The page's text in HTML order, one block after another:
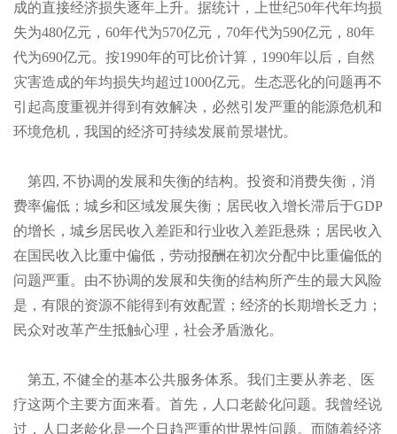
成的直接经济损失逐年上升。据统计，上世纪50年代年均损
失为480亿元， 60年代为570亿元， 70年代为590亿元， 80年
代为690亿元。按1990年的可比价计算， 1990年以后，自然
灾害造成的年均损失均超过1000亿元。生态恶化的问题再不
引起高度重视并得到有效解决，必然引发严重的能源危机和
环境危机，我国的经济可持续发展前景堪忧。
第四, 不协调的发展和失衡的结构。投资和消费失衡，消
费率偏低；城乡和区域发展失衡；居民收入增长滞后于GDP
的增长，城乡居民收入差距和行业收入差距悬殊；居民收入
在国民收入比重中偏低，劳动报酬在初次分配中比重偏低的
问题严重。由不协调的发展和失衡的结构所产生的最大风险
是，有限的资源不能得到有效配置；经济的长期增长乏力；
民众对改革产生抵触心理，社会矛盾激化。
第五, 不健全的基本公共服务体系。我们主要从养老、医
疗这两个主要方面来看。首先，人口老龄化问题。我曾经说
过，人口老龄化是一个日趋严重的世界性问题。而随着经济